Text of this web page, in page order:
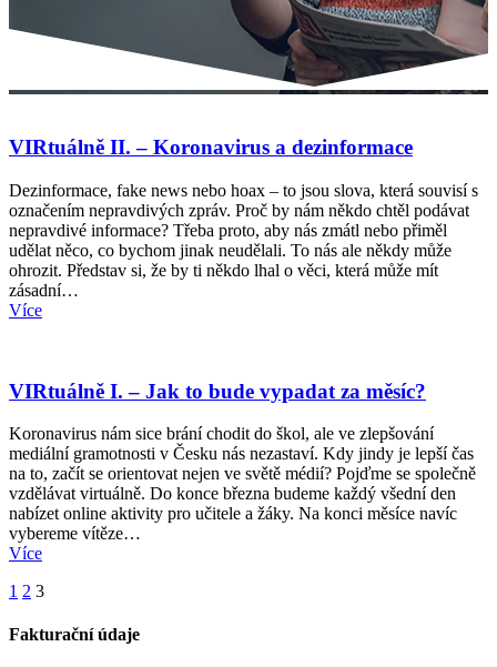
VIRtuálně II. – Koronavirus a dezinformace
Dezinformace, fake news nebo hoax – to jsou slova, která souvisí s
označením nepravdivých zpráv. Proč by nám někdo chtěl podávat
nepravdivé informace? Třeba proto, aby nás zmátl nebo přiměl
udělat něco, co bychom jinak neudělali. To nás ale někdy může
ohrozit. Představ si, že by ti někdo lhal o věci, která může mít
zásadní…
Více
VIRtuálně I. – Jak to bude vypadat za měsíc?
Koronavirus nám sice brání chodit do škol, ale ve zlepšování
mediální gramotnosti v Česku nás nezastaví. Kdy jindy je lepší čas
na to, začít se orientovat nejen ve světě médií? Pojďme se společně
vzdělávat virtuálně. Do konce března budeme každý všední den
nabízet online aktivity pro učitele a žáky. Na konci měsíce navíc
vybereme vítěze…
Více
Příspěvek
navigace
Stránka
1 Stránka
2 Stránka
3
Fakturační údaje